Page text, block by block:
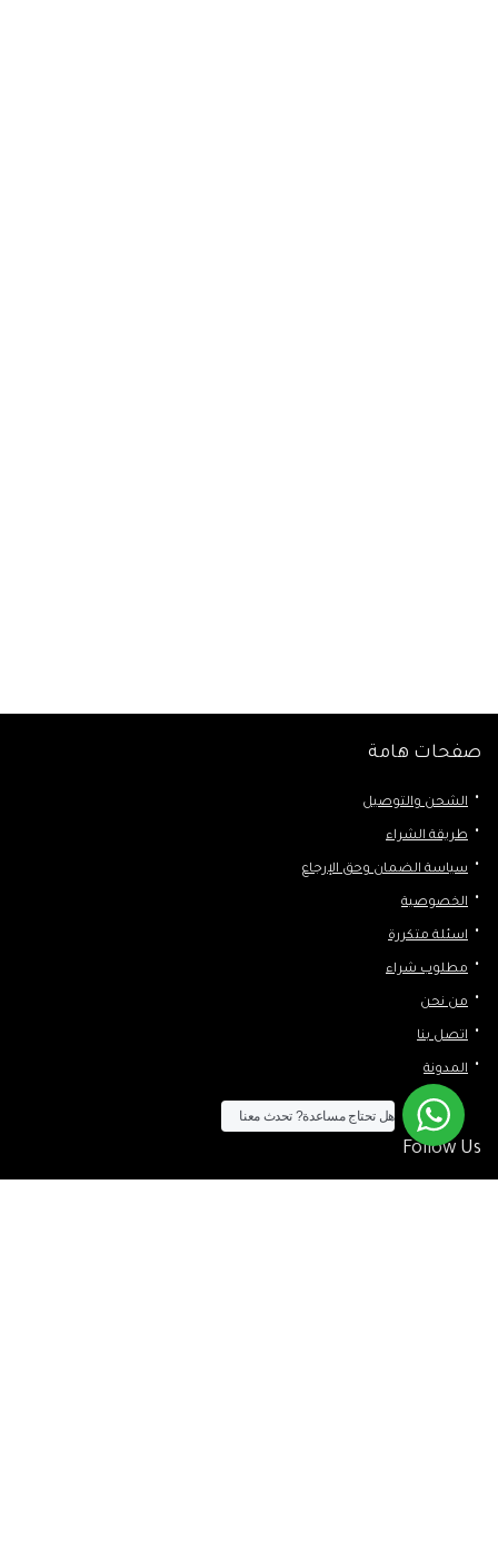
صفحات هامة
الشحن والتوصيل
طريقة الشراء
سياسة الضمان وحق الإرجاع
الخصوصية
اسئلة متكررة
مطلوب شراء
من نحن
اتصل بنا
المدونة
Follow Us
هل تحتاج مساعدة? تحدث معنا